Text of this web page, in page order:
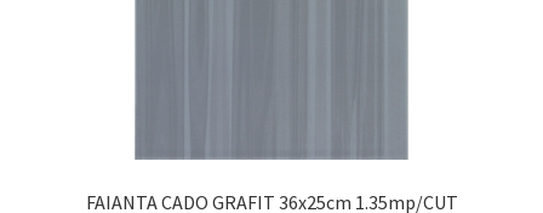
FAIANTA CADO GRAFIT 36x25cm 1.35mp/CUT